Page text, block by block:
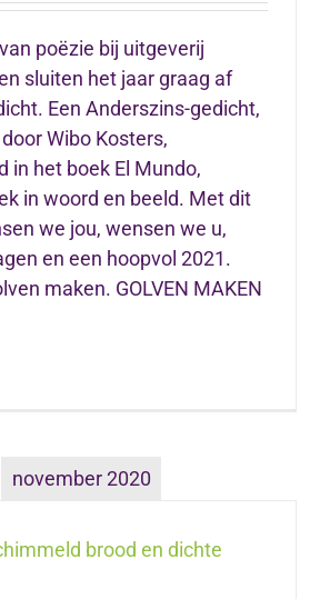
poëzie bij uitgeverij
sluiten het jaar graag af
Een Anderszins-gedicht,
Wibo Kosters,
in het boek El Mundo,
in woord en beeld. Met dit
we jou, wensen we u,
en een hoopvol 2021.
maken. GOLVEN MAKEN
november 2020
brood en dichte